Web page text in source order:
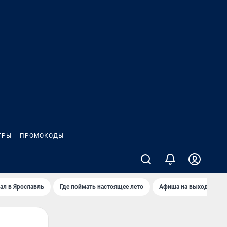
ПРОМОКОДЫ
в Ярославль Где поймать настоящее лето Афиша на выходные